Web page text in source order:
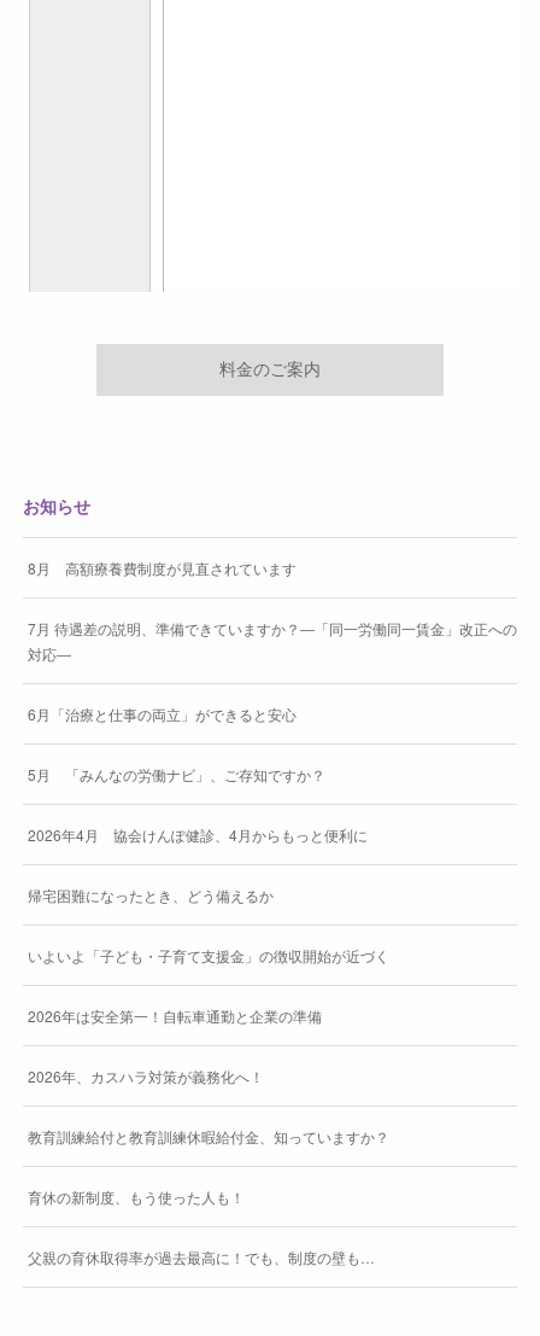
料金のご案内
お知らせ
8月 高額療養費制度が見直されています
7月 待遇差の説明、準備できていますか？―「同一労働同一賃金」改正への
対応―
6月「治療と仕事の両立」ができると安心
5月 「みんなの労働ナビ」、ご存知ですか？
2026年4月 協会けんぽ健診、4月からもっと便利に
帰宅困難になったとき、どう備えるか
いよいよ「子ども・子育て支援金」の徴収開始が近づく
2026年は安全第一！自転車通勤と企業の準備
2026年、カスハラ対策が義務化へ！
教育訓練給付と教育訓練休暇給付金、知っていますか？
育休の新制度、もう使った人も！
父親の育休取得率が過去最高に！でも、制度の壁も…